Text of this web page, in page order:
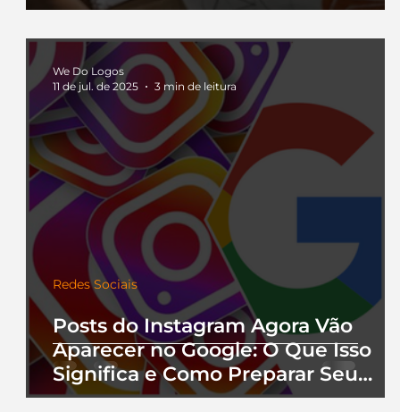
Posts do Instagram Agora Vão
Aparecer no Google: O Que Isso
Significa e Como Preparar Seu
Perfil
Redes Sociais
We Do Logos
11 de jul. de 2025
3 min de leitura